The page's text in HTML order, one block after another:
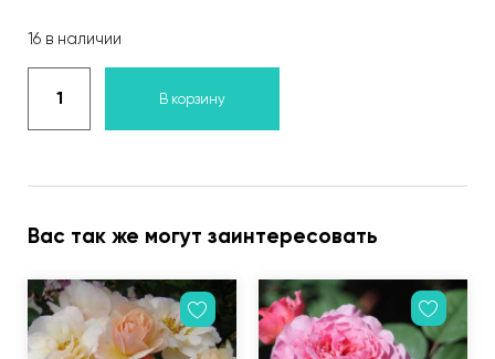
16 в наличии
В корзину
Вас так же могут заинтересовать